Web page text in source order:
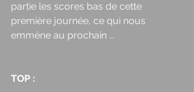
partie les scores bas de cette
première journée, ce qui nous
emmène au prochain ...
TOP :